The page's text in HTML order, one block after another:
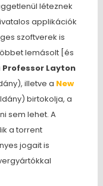
léteznek
applikációk
szoftverek is
lemásolt [és
Professor Layton
illetve a New
birtokolja, a
sem lehet. A
a torrent
jogait is